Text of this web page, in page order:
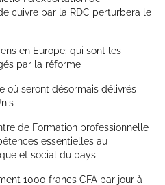
cuivre par la RDC perturbera le
en Europe: qui sont les
par la réforme
où seront désormais délivrés
de Formation professionnelle
essentielles au
et social du pays
1000 francs CFA par jour à